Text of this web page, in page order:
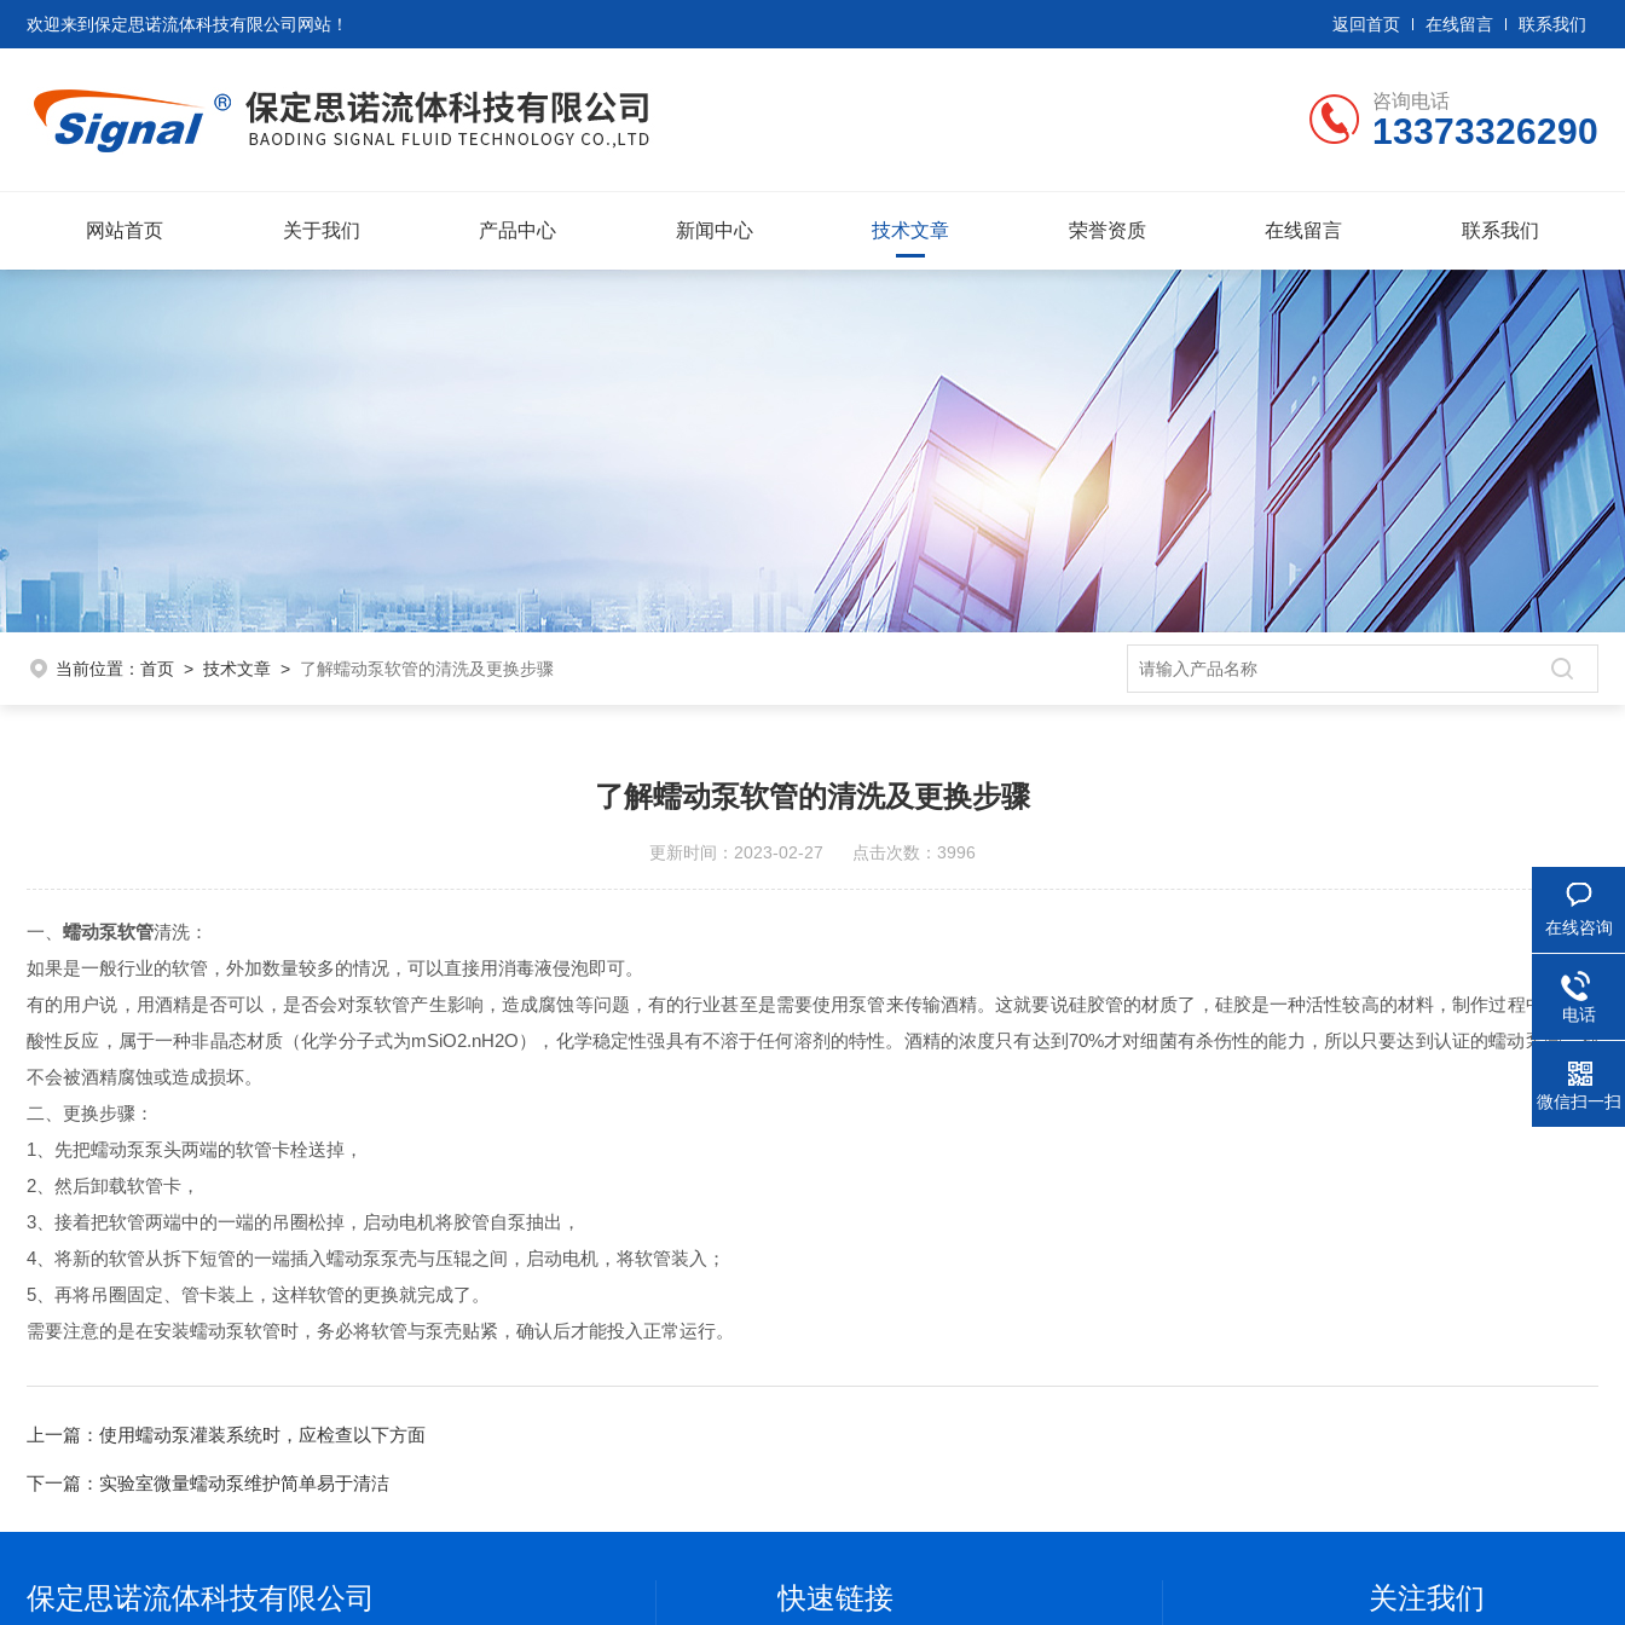
欢迎来到保定思诺流体科技有限公司网站 ！ 返回首页 在线留言 联系我们
咨询电话
13373326290
网站首页 关于我们 产品中心 新闻中心 技术文章 荣誉资质 在线留言 联系我们
当前位置： 首页 > 技术文章 > 了解蠕动泵软管的清洗及更换步骤
了解蠕动泵软管的清洗及更换步骤
更新时间：2023-02-27 点击次数：3996
一、 蠕动泵软管清洗：
如果是一般行业的软管，外加数量较多的情况，可以直接用消毒液侵泡即可。
有的用户说，用酒精是否可以，是否会对泵软管产生影响，造成腐蚀等问题，有的行业甚至是需要使用泵管来传输酒精。这就要说硅胶管的材质了，硅胶是一种活性较高的材料，制作过程中经过了
酸性反应，属于一种非晶态材质（化学分子式为mSiO2.nH2O），化学稳定性强具有不溶于任何溶剂的特性。酒精的浓度只有达到70%才对细菌有杀伤性的能力，所以只要达到认证的蠕动泵管，都
不会被酒精腐蚀或造成损坏。
二、更换步骤：
1、先把蠕动泵泵头两端的软管卡栓送掉，
2、然后卸载软管卡，
3、接着把软管两端中的一端的吊圈松掉，启动电机将胶管自泵抽出，
4、将新的软管从拆下短管的一端插入蠕动泵泵壳与压辊之间，启动电机，将软管装入；
5、再将吊圈固定、管卡装上，这样软管的更换就完成了。
需要注意的是在安装蠕动泵软管时，务必将软管与泵壳贴紧，确认后才能投入正常运行。
上一篇： 使用蠕动泵灌装系统时，应检查以下方面
下一篇： 实验室微量蠕动泵维护简单易于清洁
保定思诺流体科技有限公司 快速链接 关注我们
在线咨询
电话
微信扫一扫